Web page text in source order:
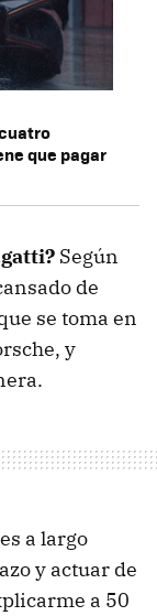
que pagar
Según
de
se toma en
y
a largo
y actuar de
a 50